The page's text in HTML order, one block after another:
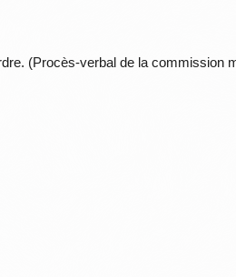
(Procès-verbal de la commission